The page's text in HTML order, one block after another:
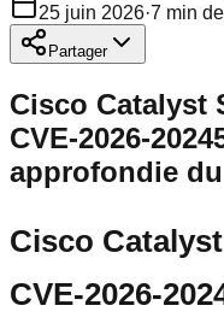
25 juin 2026·7 min
Partager
Cisco Catalyst
CVE-2026-
approfondie
Cisco
CVE-2026-